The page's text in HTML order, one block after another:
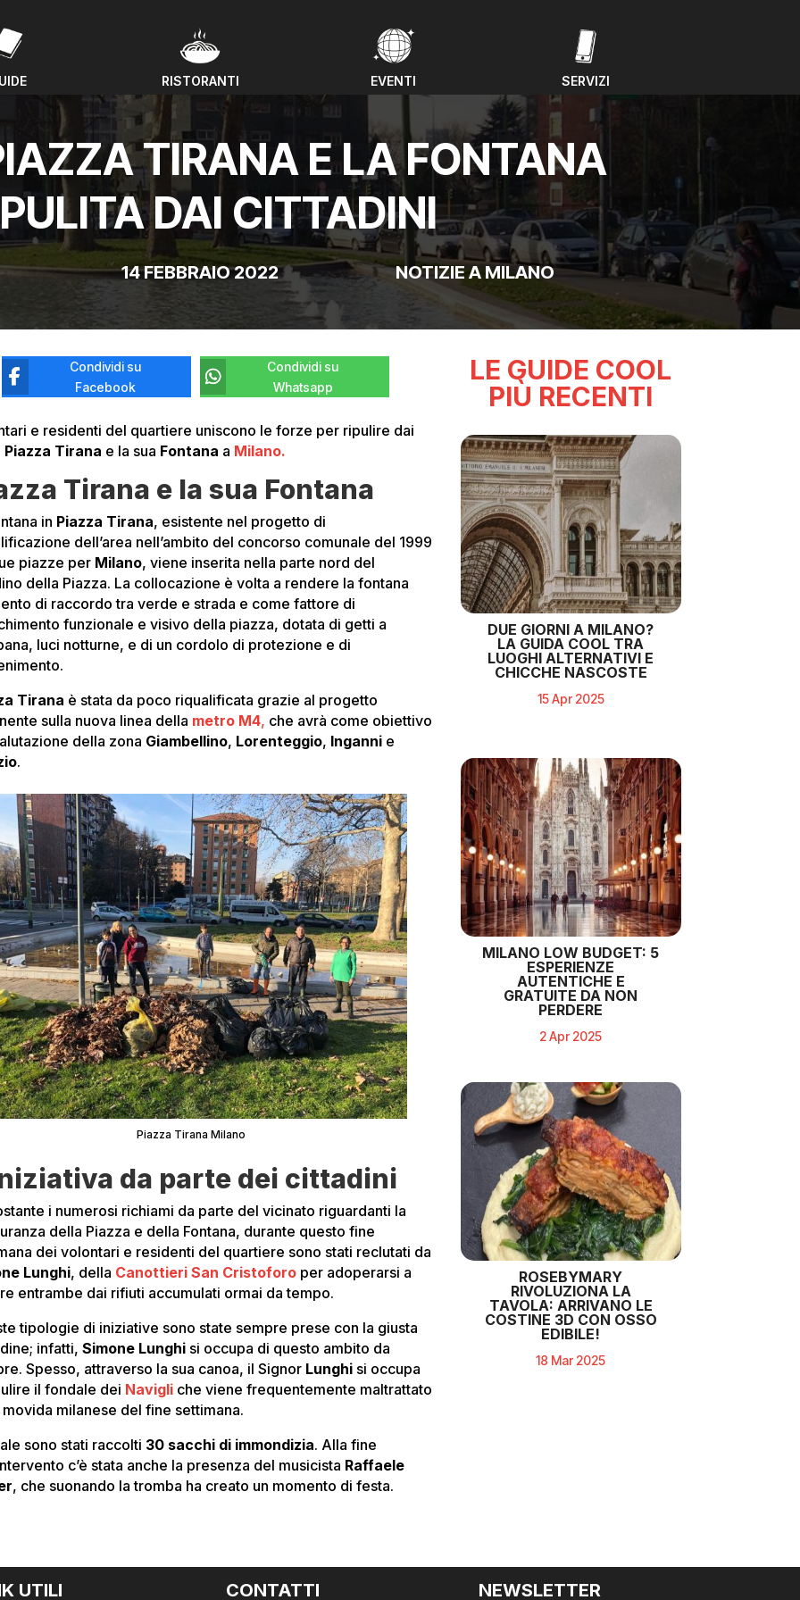
RISTORANTI EVENTI SERVIZI
TIRANA E LA FONTANA
DAI CITTADINI
14 FEBBRAIO 2022 NOTIZIE A MILANO
Condividi su
Facebook
Condividi su
Whatsapp
e residenti del quartiere uniscono le forze per ripulire dai
Piazza Tirana e la sua Fontana a Milano.
Tirana e la sua Fontana
in Piazza Tirana, esistente nel progetto di
dell’area nell’ambito del concorso comunale del 1999
piazze per Milano, viene inserita nella parte nord del
della Piazza. La collocazione è volta a rendere la fontana
di raccordo tra verde e strada e come fattore di
funzionale e visivo della piazza, dotata di getti a
luci notturne, e di un cordolo di protezione e di
Tirana è stata da poco riqualificata grazie al progetto
sulla nuova linea della metro M4, che avrà come obiettivo
della zona Giambellino, Lorenteggio, Inganni e
.
Piazza Tirana Milano
da parte dei cittadini
i numerosi richiami da parte del vicinato riguardanti la
della Piazza e della Fontana, durante questo fine
dei volontari e residenti del quartiere sono stati reclutati da
Lunghi, della Canottieri San Cristoforo per adoperarsi a
entrambe dai rifiuti accumulati ormai da tempo.
tipologie di iniziative sono state sempre prese con la giusta
infatti,Simone Lunghi si occupa di questo ambito da
Spesso, attraverso la sua canoa, il Signor Lunghi si occupa
il fondale dei Navigli che viene frequentemente maltrattato
milanese del fine settimana.
sono stati raccolti 30 sacchi di immondizia. Alla fine
c’è stata anche la presenza del musicista Raffaele
, che suonando la tromba ha creato un momento di festa.
LE GUIDE COOL
PIÙ RECENTI
DUE GIORNI A MILANO?
LA GUIDA COOL TRA
LUOGHI ALTERNATIVI E
CHICCHE NASCOSTE
15 Apr 2025
MILANO LOW BUDGET: 5
ESPERIENZE
AUTENTICHE E
GRATUITE DA NON
PERDERE
2 Apr 2025
ROSEBYMARY
RIVOLUZIONA LA
TAVOLA: ARRIVANO LE
COSTINE 3D CON OSSO
EDIBILE!
18 Mar 2025
UTILI CONTATTI NEWSLETTER